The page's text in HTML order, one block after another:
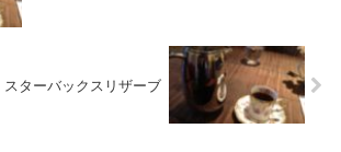
スターバックスリザーブ